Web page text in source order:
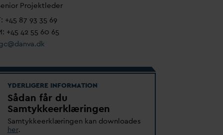
Projektleder
+45 87 93 35 69
+45 42 55 60 65
danva.dk
YDERLIGERE INFORMATION
Sådan får du
Samtykkeerklæringen
Samtykkeerklæringen kan downloades
her.